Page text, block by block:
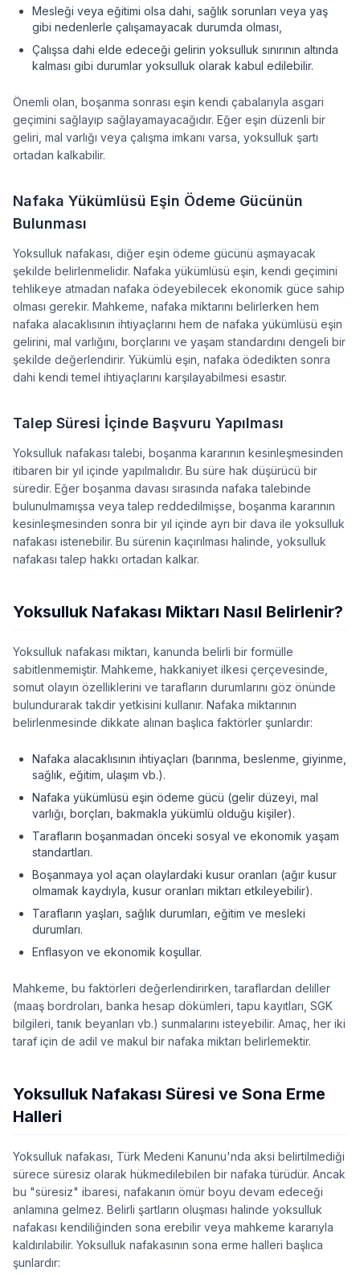
Mesleği veya eğitimi olsa dahi, sağlık sorunları veya yaş
gibi nedenlerle çalışamayacak durumda olması,
Çalışsa dahi elde edeceği gelirin yoksulluk sınırının altında
kalması gibi durumlar yoksulluk olarak kabul edilebilir.
Önemli olan, boşanma sonrası eşin kendi çabalarıyla asgari
geçimini sağlayıp sağlayamayacağıdır. Eğer eşin düzenli bir
geliri, mal varlığı veya çalışma imkanı varsa, yoksulluk şartı
ortadan kalkabilir.
Nafaka Yükümlüsü Eşin Ödeme Gücünün
Bulunması
Yoksulluk nafakası, diğer eşin ödeme gücünü aşmayacak
şekilde belirlenmelidir. Nafaka yükümlüsü eşin, kendi geçimini
tehlikeye atmadan nafaka ödeyebilecek ekonomik güce sahip
olması gerekir. Mahkeme, nafaka miktarını belirlerken hem
nafaka alacaklısının ihtiyaçlarını hem de nafaka yükümlüsü eşin
gelirini, mal varlığını, borçlarını ve yaşam standardını dengeli bir
şekilde değerlendirir. Yükümlü eşin, nafaka ödedikten sonra
dahi kendi temel ihtiyaçlarını karşılayabilmesi esastır.
Talep Süresi İçinde Başvuru Yapılması
Yoksulluk nafakası talebi, boşanma kararının kesinleşmesinden
itibaren bir yıl içinde yapılmalıdır. Bu süre hak düşürücü bir
süredir. Eğer boşanma davası sırasında nafaka talebinde
bulunulmamışsa veya talep reddedilmişse, boşanma kararının
kesinleşmesinden sonra bir yıl içinde ayrı bir dava ile yoksulluk
nafakası istenebilir. Bu sürenin kaçırılması halinde, yoksulluk
nafakası talep hakkı ortadan kalkar.
Yoksulluk Nafakası Miktarı Nasıl Belirlenir?
Yoksulluk nafakası miktarı, kanunda belirli bir formülle
sabitlenmemiştir. Mahkeme, hakkaniyet ilkesi çerçevesinde,
somut olayın özelliklerini ve tarafların durumlarını göz önünde
bulundurarak takdir yetkisini kullanır. Nafaka miktarının
belirlenmesinde dikkate alınan başlıca faktörler şunlardır:
Nafaka alacaklısının ihtiyaçları (barınma, beslenme, giyinme,
sağlık, eğitim, ulaşım vb.).
Nafaka yükümlüsü eşin ödeme gücü (gelir düzeyi, mal
varlığı, borçları, bakmakla yükümlü olduğu kişiler).
Tarafların boşanmadan önceki sosyal ve ekonomik yaşam
standartları.
Boşanmaya yol açan olaylardaki kusur oranları (ağır kusur
olmamak kaydıyla, kusur oranları miktarı etkileyebilir).
Tarafların yaşları, sağlık durumları, eğitim ve mesleki
durumları.
Enflasyon ve ekonomik koşullar.
Mahkeme, bu faktörleri değerlendirirken, taraflardan deliller
(maaş bordroları, banka hesap dökümleri, tapu kayıtları, SGK
bilgileri, tanık beyanları vb.) sunmalarını isteyebilir. Amaç, her iki
taraf için de adil ve makul bir nafaka miktarı belirlemektir.
Yoksulluk Nafakası Süresi ve Sona Erme
Halleri
Yoksulluk nafakası, Türk Medeni Kanunu'nda aksi belirtilmediği
sürece süresiz olarak hükmedilebilen bir nafaka türüdür. Ancak
bu "süresiz" ibaresi, nafakanın ömür boyu devam edeceği
anlamına gelmez. Belirli şartların oluşması halinde yoksulluk
nafakası kendiliğinden sona erebilir veya mahkeme kararıyla
kaldırılabilir. Yoksulluk nafakasının sona erme halleri başlıca
şunlardır: